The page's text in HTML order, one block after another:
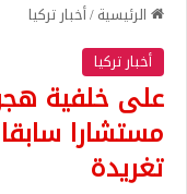
الرئيسية/أخبار تركيا
أخبار تركيا
على خلفية
مستشارا
تغريدة